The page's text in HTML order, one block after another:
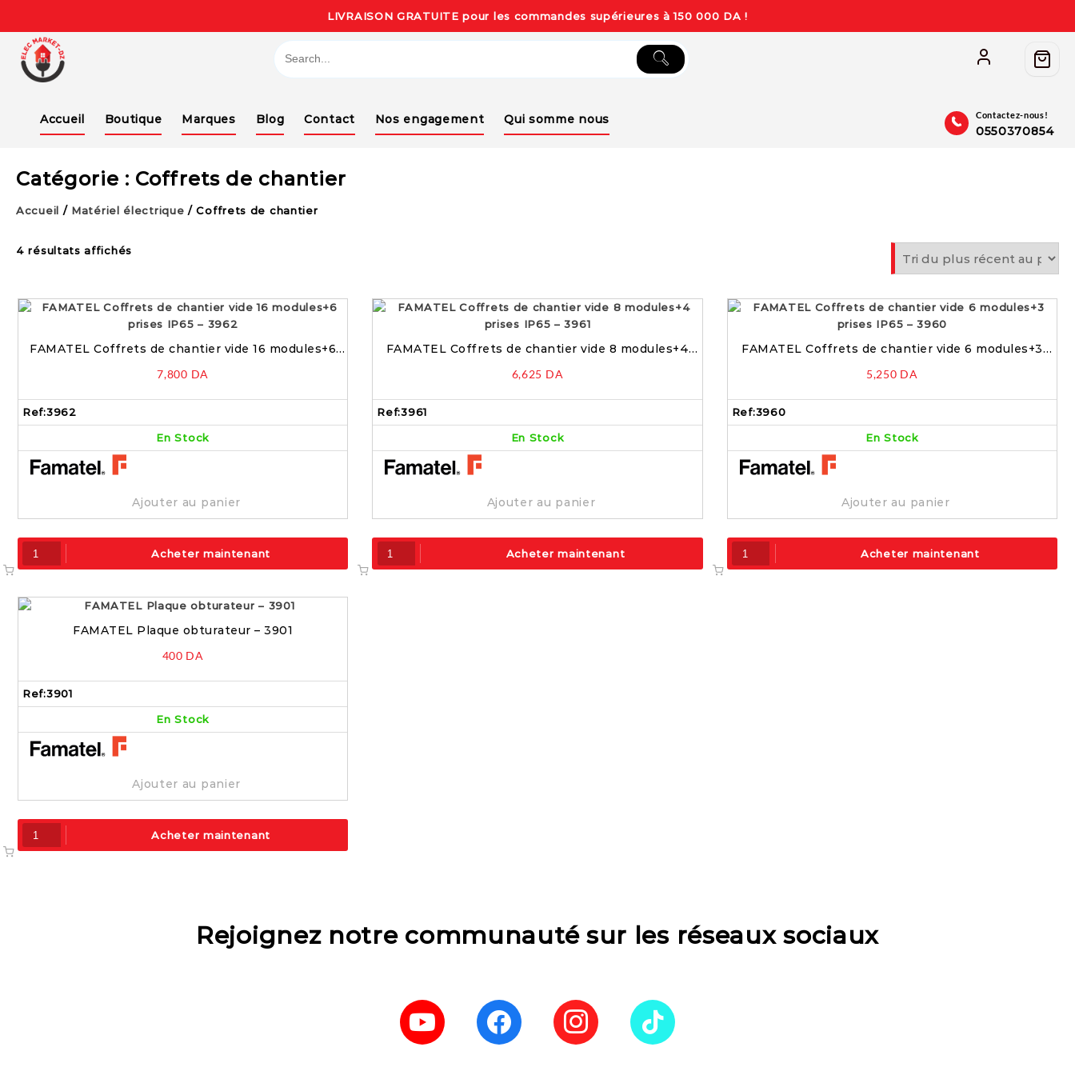
LIVRAISON GRATUITE pour les commandes supérieures à 150 000 DA !
Accueil Boutique Marques Blog Contact Nos engagement Qui somme nous Contactez-nous!
0550370854
Catégorie : Coffrets de chantier
Accueil / Matériel électrique / Coffrets de chantier
4 résultats affichés
FAMATEL Coffrets de chantier vide 16 modules+6
7,800 DA
Ref:3962
En Stock
Ajouter au panier
Acheter maintenant
FAMATEL Coffrets de chantier vide 8 modules+4
6,625 DA
Ref:3961
En Stock
Ajouter au panier
Acheter maintenant
FAMATEL Coffrets de chantier vide 6 modules+3
5,250 DA
Ref:3960
En Stock
Ajouter au panier
Acheter maintenant
FAMATEL Plaque obturateur – 3901
400 DA
Ref:3901
En Stock
Ajouter au panier
Acheter maintenant
Rejoignez notre communauté sur les réseaux sociaux